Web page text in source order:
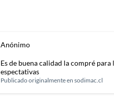
Anónimo
Es de buena calidad la compré
espectativas
Publicado originalmente ensodimac.cl